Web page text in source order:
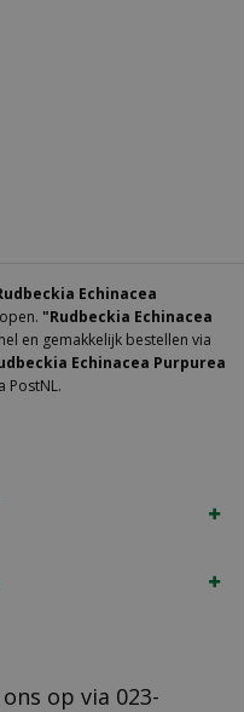
Echinacea
"Rudbeckia Echinacea
en gemakkelijk bestellen via
Echinacea Purpurea
PostNL.
op via 023-